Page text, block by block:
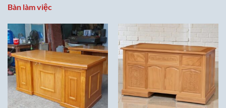
Bàn làm việc